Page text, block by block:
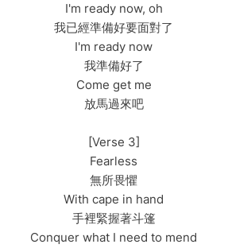
I'm ready now, oh
我已經準備好要面對了
I'm ready now
我準備好了
Come get me
放馬過來吧
[Verse 3]
Fearless
無所畏懼
With cape in hand
手裡緊握著斗篷
Conquer what I need to mend